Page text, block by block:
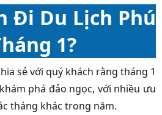
Đi Du Lịch Phú
1?
sẻ với quý khách rằng tháng 1
phá đảo ngọc, với nhiều ưu
tháng khác trong năm.